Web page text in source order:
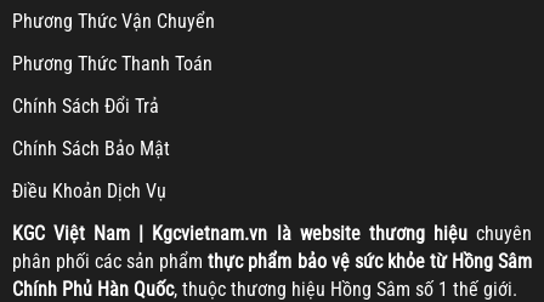
Phương Thức Vận Chuyển
Phương Thức Thanh Toán
Chính Sách Đổi Trả
Chính Sách Bảo Mật
Điều Khoản Dịch Vụ
KGCViệt Nam | Kgcvietnam.vn là website thương hiệuchuyên
phân phối các sản phẩmthực phẩm bảo vệ sức khỏe từ Hồng Sâm
Chính Phủ Hàn Quốc, thuộc thương hiệu Hồng Sâm số 1 thế giới.